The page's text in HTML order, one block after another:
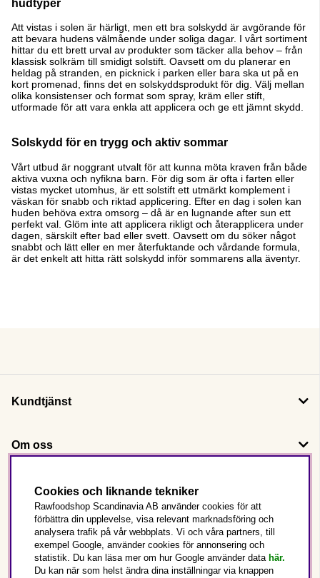
hudtyper
Att vistas i solen är härligt, men ett bra solskydd är avgörande för
att bevara hudens välmående under soliga dagar. I vårt sortiment
hittar du ett brett urval av produkter som täcker alla behov – från
klassisk solkräm till smidigt solstift. Oavsett om du planerar en
heldag på stranden, en picknick i parken eller bara ska ut på en
kort promenad, finns det en solskyddsprodukt för dig. Välj mellan
olika konsistenser och format som spray, kräm eller stift,
utformade för att vara enkla att applicera och ge ett jämnt skydd.
Solskydd för en trygg och aktiv sommar
Vårt utbud är noggrant utvalt för att kunna möta kraven från både
aktiva vuxna och nyfikna barn. För dig som är ofta i farten eller
vistas mycket utomhus, är ett solstift ett utmärkt komplement i
väskan för snabb och riktad applicering. Efter en dag i solen kan
huden behöva extra omsorg – då är en lugnande after sun ett
perfekt val. Glöm inte att applicera rikligt och återapplicera under
dagen, särskilt efter bad eller svett. Oavsett om du söker något
snabbt och lätt eller en mer återfuktande och vårdande formula,
är det enkelt att hitta rätt solskydd inför sommarens alla äventyr.
Kundtjänst
Om oss
Följ oss
Det här är Rawfoodshop
Sverige
Cookies och liknande tekniker
Rawfoodshop Scandinavia AB använder cookies för att
förbättra din upplevelse, visa relevant marknadsföring och
analysera trafik på vår webbplats. Vi och våra partners, till
exempel Google, använder cookies för annonsering och
statistik. Du kan läsa mer om hur Google använder data här.
Du kan när som helst ändra dina inställningar via knappen